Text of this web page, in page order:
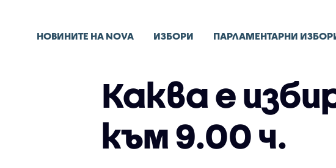
НОВИНИТЕ НА NOVA ИЗБОРИ ПАРЛАМЕНТАРНИ
Каква е
към 9.00 ч.